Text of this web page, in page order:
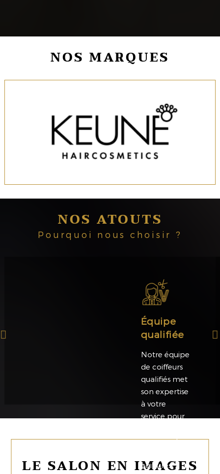
NOS MARQUES
NOS ATOUTS
Pourquoi nous choisir ?
Équipe
qualifiée
Notre équipe
de coiffeurs
qualifiés met
son expertise
à votre
service pour
personnalisés
coiffures
LE SALON EN IMAGES